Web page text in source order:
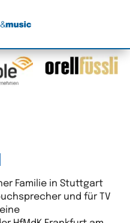
Familie in Stuttgart
und für TV